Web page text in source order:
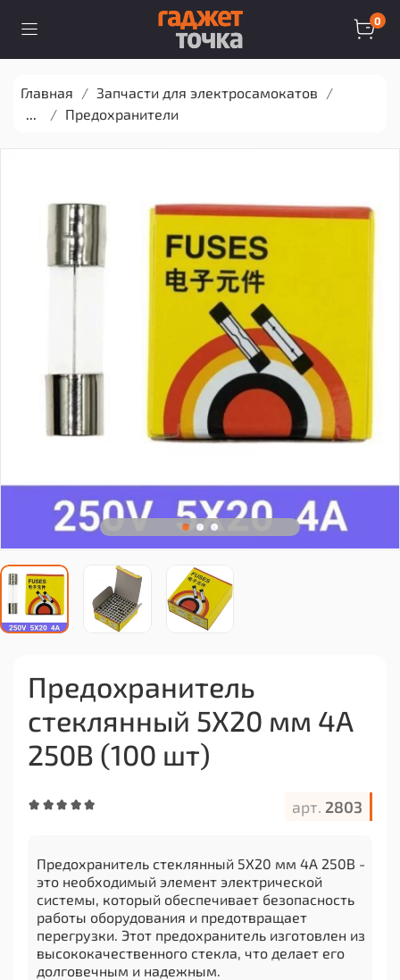
0
Главная
Запчасти для электросамокатов
...
Предохранители
арт. 2803
Предохранитель
стеклянный 5X20 мм 4A
250В (100 шт)
Предохранитель стеклянный 5X20 мм 4A 250В -
это необходимый элемент электрической
системы, который обеспечивает безопасность
работы оборудования и предотвращает
перегрузки. Этот предохранитель изготовлен из
высококачественного стекла, что делает его
долговечным и надежным.